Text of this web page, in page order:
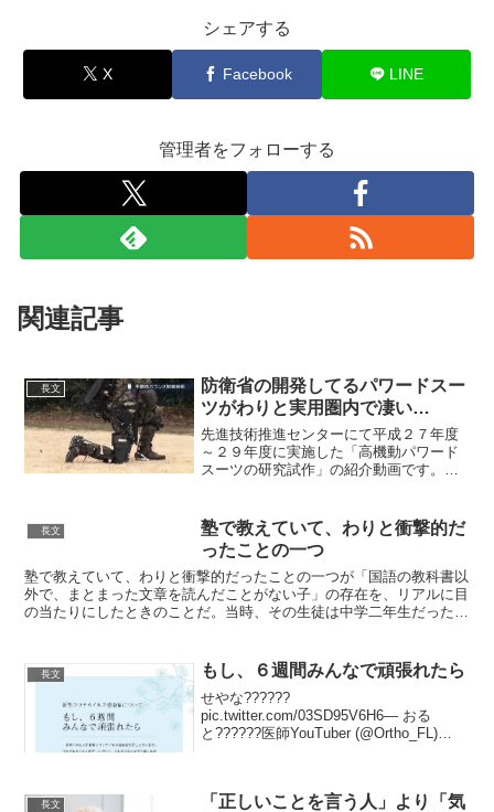
シェアする
X Facebook LINE
管理者をフォローする
関連記事
長文
防衛省の開発してるパワードスー
ツがわりと実用圏内で凄い…
先進技術推進センターにて平成２７年度
～２９年度に実施した「高機動パワード
スーツの研究試作」の紹介動画です。本
動が可能な外骨格のパワードスーツで、
13.5km/hでの駆け...
長文
塾で教えていて、わりと衝撃的だ
ったことの一つ
塾で教えていて、わりと衝撃的だったことの一つが「国語の教科書以
外で、まとまった文章を読んだことがない子」の存在を、リアルに目
の当たりにしたときのことだ。当時、その生徒は中学二年生だった
長文 もし、６週間みんなで頑張れたら
せやな??????
pic.twitter.com/03SD95V6H6— おる
と??????医師YouTuber (@Ortho_FL)
長文
「正しいことを言う人」より「気